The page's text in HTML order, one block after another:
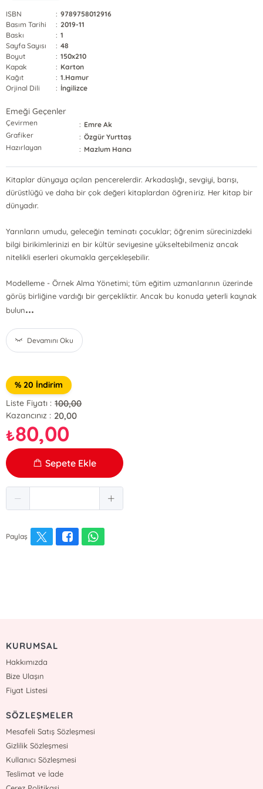
ISBN : 9789758012916
Basım Tarihi
: 2019-11
Baskı
: 1
Sayfa Sayısı
: 48
Boyut
: 150x210
Kapak
: Karton
Kağıt
: 1.Hamur
Orjinal Dili
: İngilizce
Emeği Geçenler
Çevirmen : Emre Ak
Grafiker
: Özgür Yurttaş
Hazırlayan
: Mazlum Hancı
Kitaplar dünyaya açılan pencerelerdir. Arkadaşlığı, sevgiyi, barışı,
dürüstlüğü ve daha bir çok değeri kitaplardan öğreniriz. Her kitap bir
dünyadır.
Yarınların umudu, geleceğin teminatı çocuklar; öğrenim sürecinizdeki
bilgi birikimlerinizi en bir kültür seviyesine yükseltebilmeniz ancak
nitelikli eserleri okumakla gerçekleşebilir.
Modelleme - Örnek Alma Yönetimi; tüm eğitim uzmanlarının üzerinde
görüş birliğine vardığı bir gerçekliktir. Ancak bu konuda yeterli kaynak
bulun...
Devamını Oku
% 20 İndirim
Liste Fiyatı : 100,00
Kazancınız : 20,00
₺80,00
Sepete Ekle
Paylaş
KURUMSAL
Hakkımızda
Bize Ulaşın
Fiyat Listesi
SÖZLEŞMELER
Mesafeli Satış Sözleşmesi
Gizlilik Sözleşmesi
Kullanıcı Sözleşmesi
Teslimat ve İade